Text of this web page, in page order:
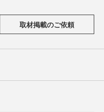
取材掲載のご依頼